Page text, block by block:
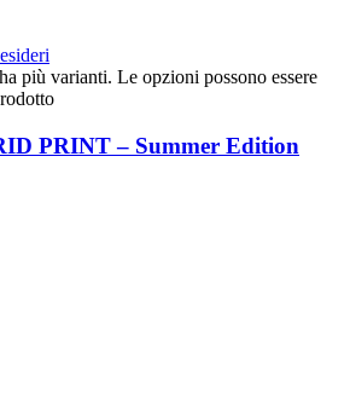
più varianti. Le opzioni possono essere
PRINT – Summer Edition